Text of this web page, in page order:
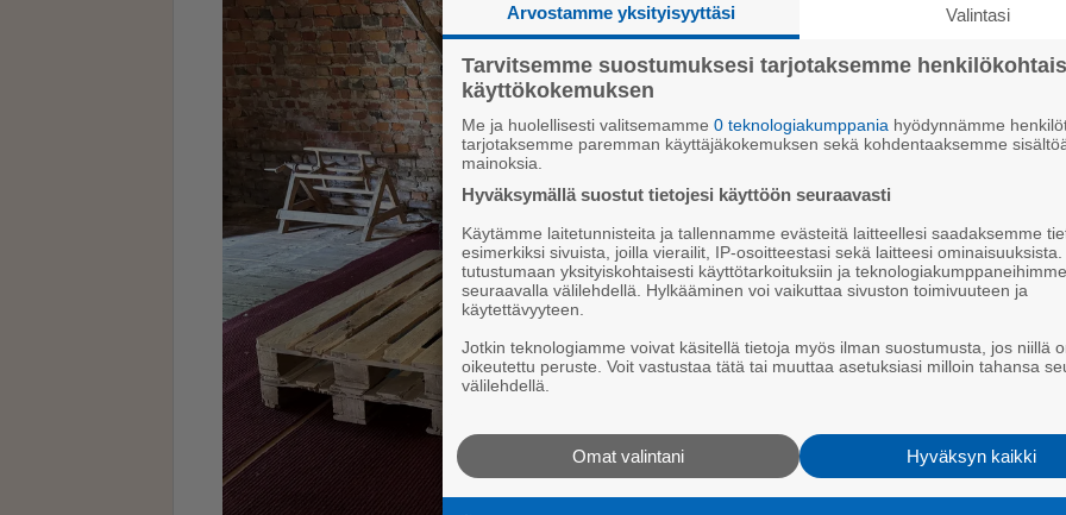
Arvostamme yksityisyyttäsi Valintasi
Tarvitsemme suostumuksesi tarjotaksemme
käyttökokemuksen
Me ja huolellisesti valitsemamme 0 teknologiakumppania hyödynnämme
tarjotaksemme paremman käyttäjäkokemuksen sekä kohdentaaksemme
mainoksia.
Hyväksymällä suostut tietojesi käyttöön seuraavasti
Käytämme laitetunnisteita ja tallennamme evästeitä laitteellesi saadaksemme
esimerkiksi sivuista, joilla vierailit, IP-osoitteestasi sekä laitteesi
tutustumaan yksityiskohtaisesti käyttötarkoituksiin ja teknologiakumppaneihimme
seuraavalla välilehdellä. Hylkääminen voi vaikuttaa sivuston toimivuuteen ja
käytettävyyteen.
Jotkin teknologiamme voivat käsitellä tietoja myös ilman suostumusta, jos niillä
oikeutettu peruste. Voit vastustaa tätä tai muuttaa asetuksiasi milloin tahansa
välilehdellä.
Hyväksyn kaikki
Omat valintani